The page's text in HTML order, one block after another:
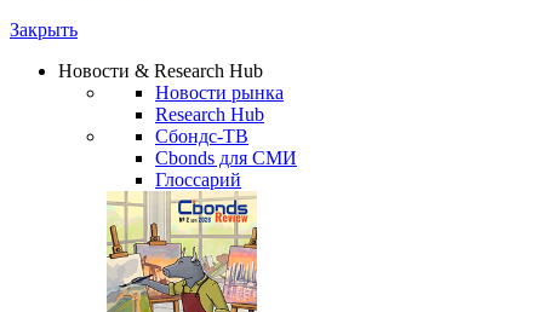
Закрыть
Новости & Research Hub
Новости рынка
Research Hub
Сбондс-ТВ
Cbonds для СМИ
Глоссарий